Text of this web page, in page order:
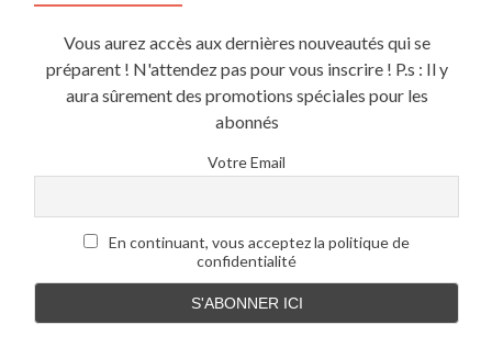
Vous aurez accès aux dernières nouveautés qui se
préparent ! N'attendez pas pour vous inscrire ! P.s : Il y
aura sûrement des promotions spéciales pour les
abonnés
Votre Email
En continuant, vous acceptez la politique de
confidentialité